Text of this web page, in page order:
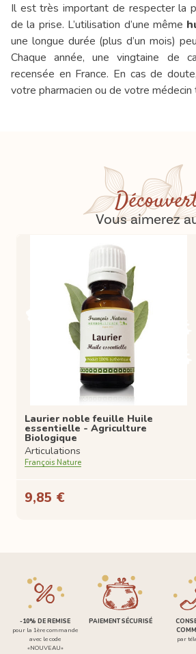
Il est très important de respecter la
de la prise. L’utilisation d’une même
une longue durée (plus d’un mois)
Chaque année, une vingtaine de
recensée en France. En cas de
votre pharmacien ou de votre médecin
Vous aimerez
Laurier noble feuille Huile
essentielle - Agriculture
Biologique
Articulations
François Nature
9,85 €
-10% DE REMISE
pour la 1ère commande
avec le code
«NOUVEAU»
PAIEMENT SÉCURISÉ
par